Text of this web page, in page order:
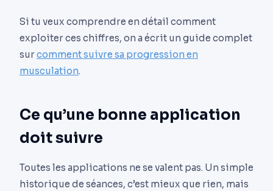
Si tu veux comprendre en détail comment
exploiter ces chiffres, on a écrit un guide complet
surcomment suivre sa progression en
musculation.
Ce qu’une bonne application
doit suivre
Toutes les applications ne se valent pas. Un simple
historique de séances, c’est mieux que rien, mais